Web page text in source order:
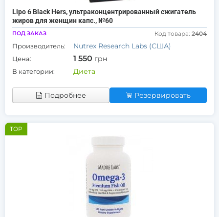
Lipo 6 Black Hers, ультраконцентрированный сжигатель
жиров для женщин капс., №60
ПОД ЗАКАЗ Код товара: 2404
Производитель: Nutrex Research Labs (США)
Цена: 1 550 грн
В категории: Диета
Подробнее Резервировать
TOP